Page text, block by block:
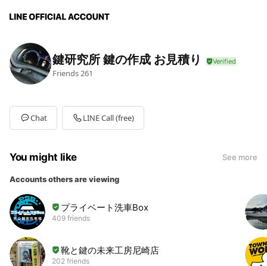
鍵研究所 鍵の作成 お見積り
Friends 261
Chat LINE Call (free)
You might like See more
Accounts others are viewing
プライベート洗車Box
409 friends
靴と鍵の未来工房尼崎店
202 friends